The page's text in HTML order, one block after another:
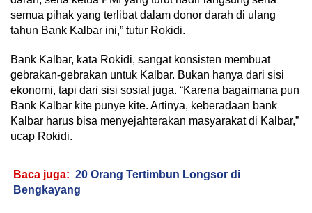
semua pihak yang terlibat dalam donor darah di ulang
tahun Bank Kalbar ini,” tutur Rokidi.
Bank Kalbar, kata Rokidi, sangat konsisten membuat
gebrakan-gebrakan untuk Kalbar. Bukan hanya dari sisi
ekonomi, tapi dari sisi sosial juga. “Karena bagaimana pun
Bank Kalbar kite punye kite. Artinya, keberadaan bank
Kalbar harus bisa menyejahterakan masyarakat di Kalbar,”
ucap Rokidi.
Baca juga: 20 Orang Tertimbun Longsor di
Bengkayang